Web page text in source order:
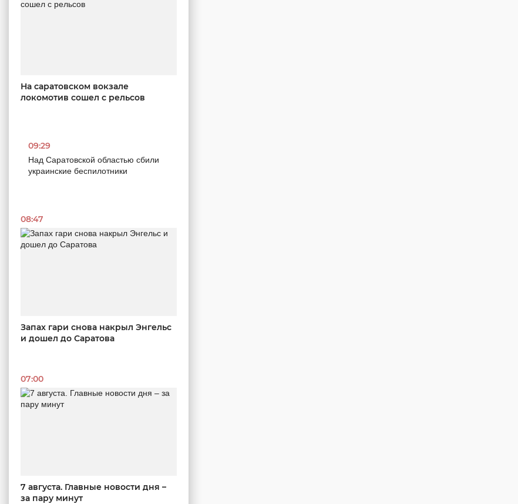
На саратовском вокзале
локомотив сошел с рельсов
09:29
Над Саратовской областью сбили
украинские беспилотники
08:47
Запах гари снова накрыл Энгельс
и дошел до Саратова
07:00
7 августа. Главные новости дня –
за пару минут